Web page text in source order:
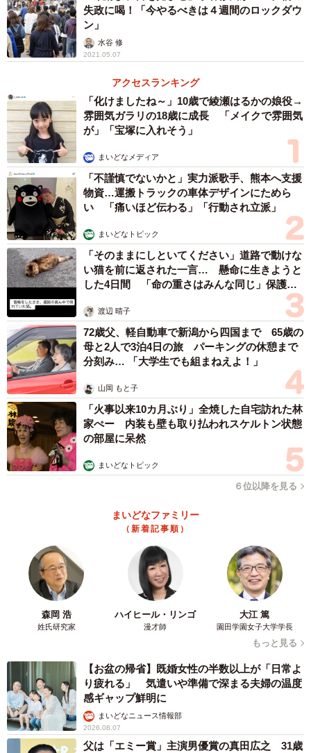
るわけもありません。
私たち作家が、それをドラマ化したり映画化すると言う
ないでしょうか。ただし、良質の素材をですが。
どうしても、自分の書いた原作へのこだわりが強いのな
らば、ドラマ化、映像化をしないことなのではないでしょ
うか。
原作者に誇りとこだわりがあるのと同様、脚本家やプロ
デューサー、監督や俳優にも、誇りとこだわりがありま
す。本来は、それがぶつかり合いながら、新しい調和が生
まれ、さらに素晴らしい作品として完成することが理想な
のですが。
どうしても譲ることができない場合は、止めればいいだ
けのことです。原作者には、それだけの力は与えられてい
ます。
それにしても、哀しい結末となってしまいました。
失政に喝！「今やるべきは４週間のロックダウ
ン」
水谷 修
2021.05.07
アクセスランキング
「化けましたね～」10歳で綾瀬はるかの娘役→
雰囲気ガラリの18歳に成長 「メイクで雰囲気
が」「宝塚に入れそう」
まいどなメディア
「不謹慎でないかと」実力派歌手、熊本へ支援
物資…運搬トラックの車体デザインにためら
い 「痛いほど伝わる」「行動され立派」
まいどなトピック
「そのままにしといてください」道路で動けな
い猫を前に返された一言… 懸命に生きようと
した4日間 「命の重さはみんな同じ」保護団
渡辺 晴子
72歳父、軽自動車で新潟から四国まで 65歳の
母と2人で3泊4日の旅 パーキングの休憩まで
分刻み… 「大学生でも組まねえよ！」
山岡 もと子
「火事以来10カ月ぶり」全焼した自宅訪れた林
家ぺー 内装も壁も取り払われスケルトン状態
の部屋に呆然
まいどなトピック
６位以降を見る
まいどなファミリー
（新着記事順）
森岡 浩
姓氏研究家
ハイヒール・リンゴ
漫才師
大江 篤
園田学園女子大学学長
もっと見る
【お盆の帰省】既婚女性の半数以上が「日常よ
り疲れる」 気遣いや準備で深まる夫婦の温度
感ギャップ鮮明に
まいどなニュース情報部
2026.08.07
父は「エミー賞」主演男優賞の真田広之 31歳